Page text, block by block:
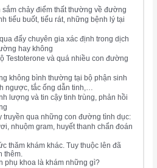
sắm chảy điểm thất thường về đường
tiểu buốt, tiểu rát, những bệnh lý tại
đấy chuyên gia xác định trong dịch
hay không
Testoterone và quá nhiều con đường
không bình thường tại bộ phận sinh
ngược, tắc ống dẫn tinh,…
lượng và tin cậy tinh trùng, phản hồi
truyền qua những con đường tình dục:
nhuộm gram, huyết thanh chẩn đoán
thăm khám khác. Tuy thuộc lên đã
thêm.
phụ khoa là khám những gì?